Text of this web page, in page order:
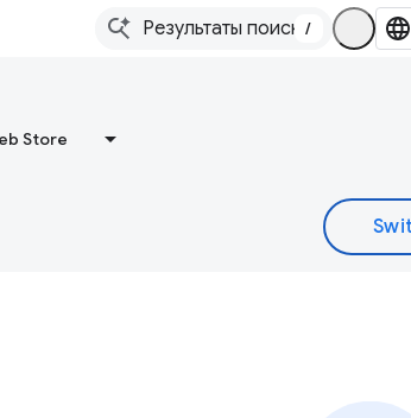
/
Store